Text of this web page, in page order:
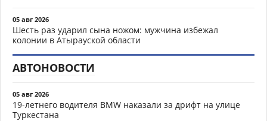
05 авг 2026
Шесть раз ударил сына ножом: мужчина избежал
колонии в Атырауской области
АВТОНОВОСТИ
05 авг 2026
19-летнего водителя BMW наказали за дрифт на улице
Туркестана